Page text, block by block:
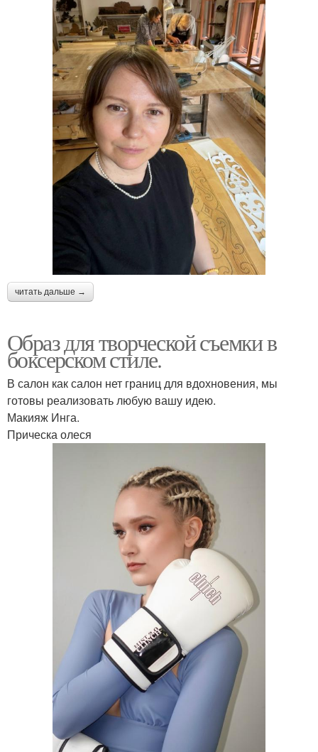
читать дальше →
Образ для творческой съемки в
боксерском стиле.
В салон как салон нет границ для вдохновения, мы
готовы реализовать любую вашу идею.
Макияж Инга.
Прическа олеся